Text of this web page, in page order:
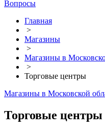
Вопросы
Главная
>
Магазины
>
Магазины в
>
Торговые центры
Магазины в Московской
Торговые